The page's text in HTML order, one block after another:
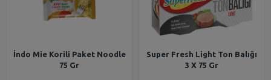
İndo Mie Korili Paket Noodle
75 Gr
Super Fresh Light Ton Balığı
3 X 75 Gr